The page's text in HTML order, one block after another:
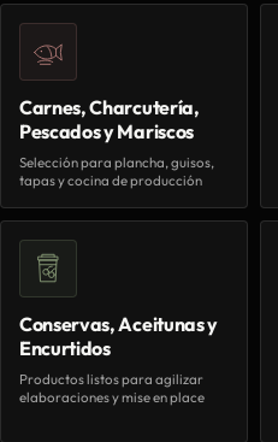
Carnes, Charcutería,
Pescados y Mariscos
Selección para plancha, guisos,
tapas y cocina de producción
Conservas, Aceitunas y
Encurtidos
Productos listos para agilizar
elaboraciones y mise en place